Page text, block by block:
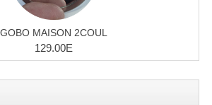
Consoles Numériques
Consoles Amplifiées
Lumière
GOBO MAISON 2COUL
129.00E